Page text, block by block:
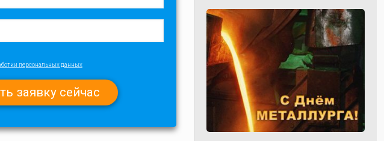
персональных данных